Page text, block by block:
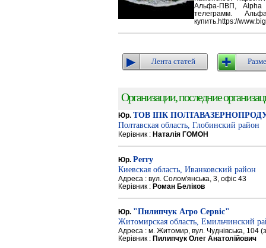
Альфа-ПВП, Alpha
телеграмм.
купить.https://
Лента статей
Организации, последние
Юр. ТОВ ІПК
Полтавская область, Глобинский район
Керівник : Наталія ГОМОН
Юр. Perry
Киевская область, Иванковский район
Адреса : вул. Солом'янська, 3, офіс 43
Керівник : Роман Беліков
Юр. "Пилипчук Агро Сервіс"
Житомирская область, Емильчинский
Адреса : м. Житомир, вул. Чуднівська, 104
Керівник : Пилипчук Олег Анатолійович